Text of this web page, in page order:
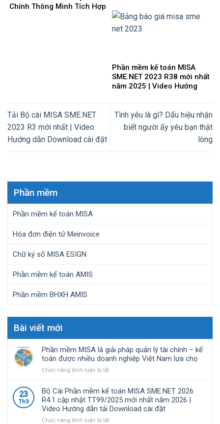
Chính Thông Minh Tích Hợp
Phần mềm kế toán MISA
SME.NET 2023 R38 mới nhất
năm 2025 | Video Hướng
Tải Bộ cài MISA SME.NET
2023 R3 mới nhất | Video
Hướng dẫn Download cài đặt
Tình yêu là gì? Dấu hiệu nhận
biết người ấy yêu bạn thật
lòng
Phần mềm
Phần mềm kế toán MISA
Hóa đơn điện tử Meinvoice
Chữ ký số MISA ESIGN
Phần mềm kế toán AMIS
Phần mềm BHXH AMIS
Bài viết mới
Phần mềm MISA là giải pháp quản lý tài chính – kế
toán được nhiều doanh nghiệp Việt Nam lựa chọ
Chức năng bình luận bị tắtở
mềm
MISA
là
giải
pháp
23
Th3
Bộ Cài Phần mềm kế toán MISA SME.NET 2026
R4.1 cập nhật TT99/2025 mới nhất năm 2026 |
Video Hướng dẫn tải Download cài đặt
Chức năng bình luận bị tắtở